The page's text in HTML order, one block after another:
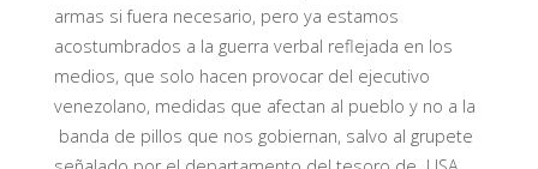
armas si fuera necesario, pero ya estamos
acostumbrados a la guerra verbal reflejada en los
medios, que solo hacen provocar del ejecutivo
venezolano, medidas que afectan al pueblo y no a la
banda de pillos que nos gobiernan, salvo al grupete